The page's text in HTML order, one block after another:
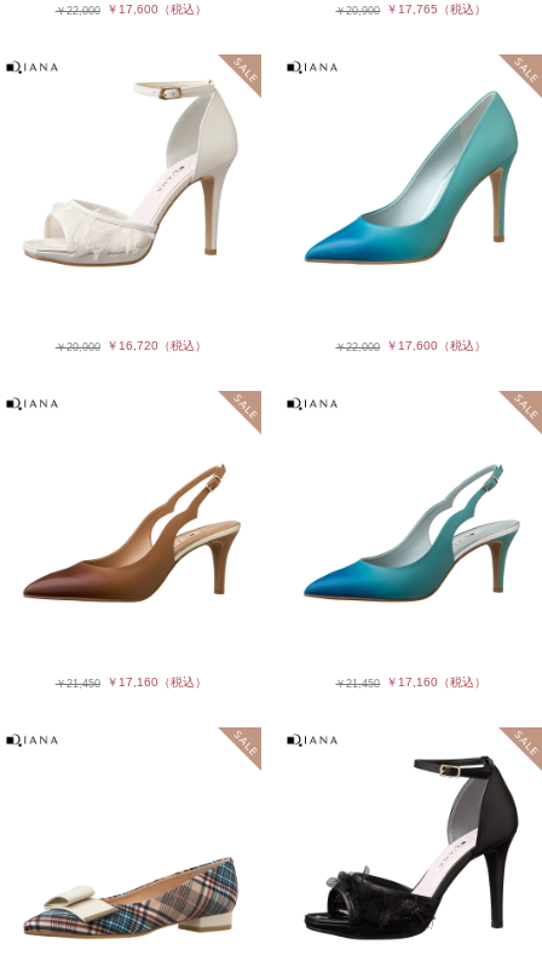
￥22,000 ￥17,600（税込） ￥20,900 ￥17,765 （税込）
￥20,900 ￥16,720（税込） ￥22,000 ￥17,600 （税込）
￥21,450 ￥17,160（税込） ￥21,450 ￥17,160 （税込）